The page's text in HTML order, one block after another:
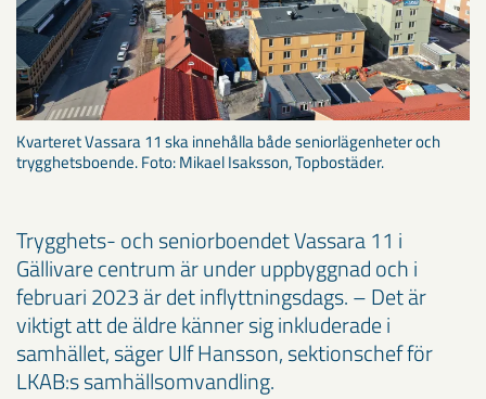
Kvarteret Vassara 11 ska innehålla både seniorlägenheter och
trygghetsboende. Foto: Mikael Isaksson, Topbostäder.
Trygghets- och seniorboendet Vassara 11 i
Gällivare centrum är under uppbyggnad och i
februari 2023 är det inflyttningsdags. – Det är
viktigt att de äldre känner sig inkluderade i
samhället, säger Ulf Hansson, sektionschef för
LKAB:s samhällsomvandling.